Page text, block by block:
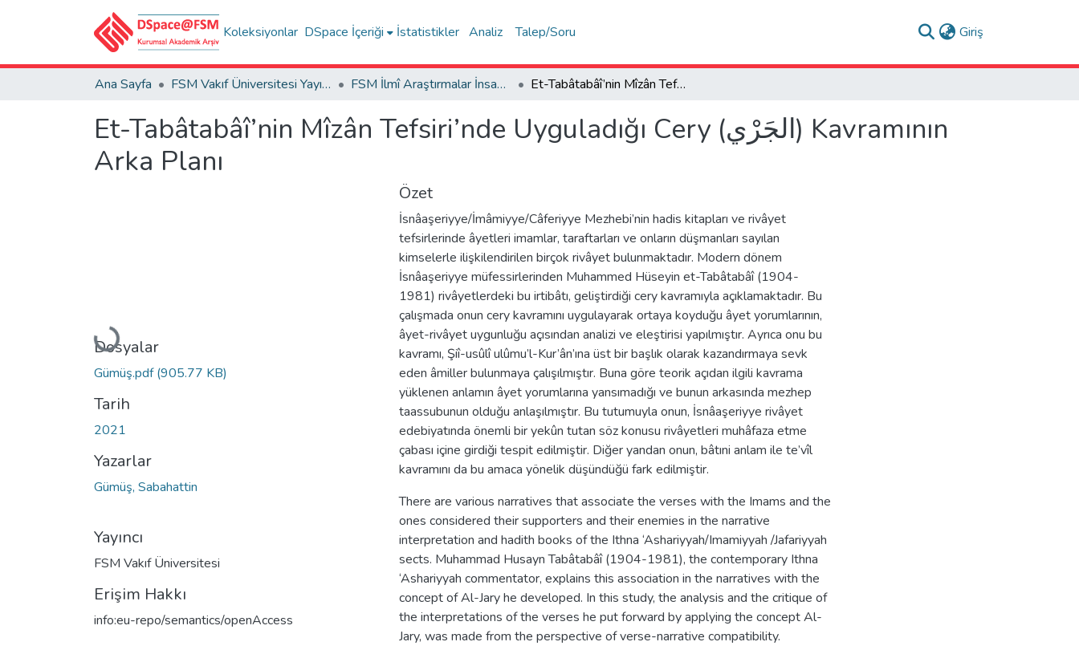
Koleksiyonlar DSpace İçeriği İstatistikler Analiz Talep/Soru Giriş
Ana Sayfa FSM Vakıf Üniversitesi Yayınları / Publications of FSM Vakif University FSM İlmî Araştırmalar İnsan ve Toplum Bilimleri Dergisi Et-Tabâtabâî’nin Mîzân Tefsiri’nde Uyguladığı Cery (الجَرْي) Kavramının Arka Planı
Et-Tabâtabâî’nin Mîzân Tefsiri’nde Uyguladığı Cery (الجَرْي) Kavramının
Arka Planı
Yükleniyor...
Dosyalar
Gümüş.pdf(905.77 KB)
Tarih
2021
Yazarlar
Gümüş, Sabahattin
Yayıncı
FSM Vakıf Üniversitesi
Erişim Hakkı
info:eu-repo/semantics/openAccess
Özet
İsnâaşeriyye/İmâmiyye/Câferiyye Mezhebi’nin hadis kitapları ve rivâyet
tefsirlerinde âyetleri imamlar, taraftarları ve onların düşmanları sayılan
kimselerle ilişkilendirilen birçok rivâyet bulunmaktadır. Modern dönem
İsnâaşeriyye müfessirlerinden Muhammed Hüseyin et-Tabâtabâî (1904-
1981) rivâyetlerdeki bu irtibâtı, geliştirdiği cery kavramıyla açıklamaktadır. Bu
çalışmada onun cery kavramını uygulayarak ortaya koyduğu âyet yorumlarının,
âyet-rivâyet uygunluğu açısından analizi ve eleştirisi yapılmıştır. Ayrıca onu bu
kavramı, Şiî-usûlî ulûmu’l-Kur’ân’ına üst bir başlık olarak kazandırmaya sevk
eden âmiller bulunmaya çalışılmıştır. Buna göre teorik açıdan ilgili kavrama
yüklenen anlamın âyet yorumlarına yansımadığı ve bunun arkasında mezhep
taassubunun olduğu anlaşılmıştır. Bu tutumuyla onun, İsnâaşeriyye rivâyet
edebiyatında önemli bir yekûn tutan söz konusu rivâyetleri muhâfaza etme
çabası içine girdiği tespit edilmiştir. Diğer yandan onun, bâtıni anlam ile te’vîl
kavramını da bu amaca yönelik düşündüğü fark edilmiştir.
There are various narratives that associate the verses with the Imams and the
ones considered their supporters and their enemies in the narrative
interpretation and hadith books of the Ithna ‘Ashariyyah/Imamiyyah /Jafariyyah
sects. Muhammad Husayn Tabâtabâî (1904-1981), the contemporary Ithna
‘Ashariyyah commentator, explains this association in the narratives with the
concept of Al-Jary he developed. In this study, the analysis and the critique of
the interpretations of the verses he put forward by applying the concept Al-
Jary, was made from the perspective of verse-narrative compatibility.